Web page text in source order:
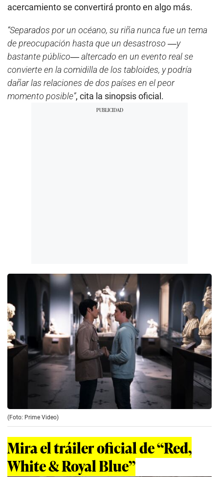
acercamiento se convertirá pronto en algo más.
“Separados por un océano, su riña nunca fue un tema
de preocupación hasta que un desastroso ―y
bastante público― altercado en un evento real se
convierte en la comidilla de los tabloides, y podría
dañar las relaciones de dos países en el peor
momento posible”, cita la sinopsis oficial.
(Foto: Prime Video)
Mira el tráiler oficial de “Red,
White & Royal Blue”